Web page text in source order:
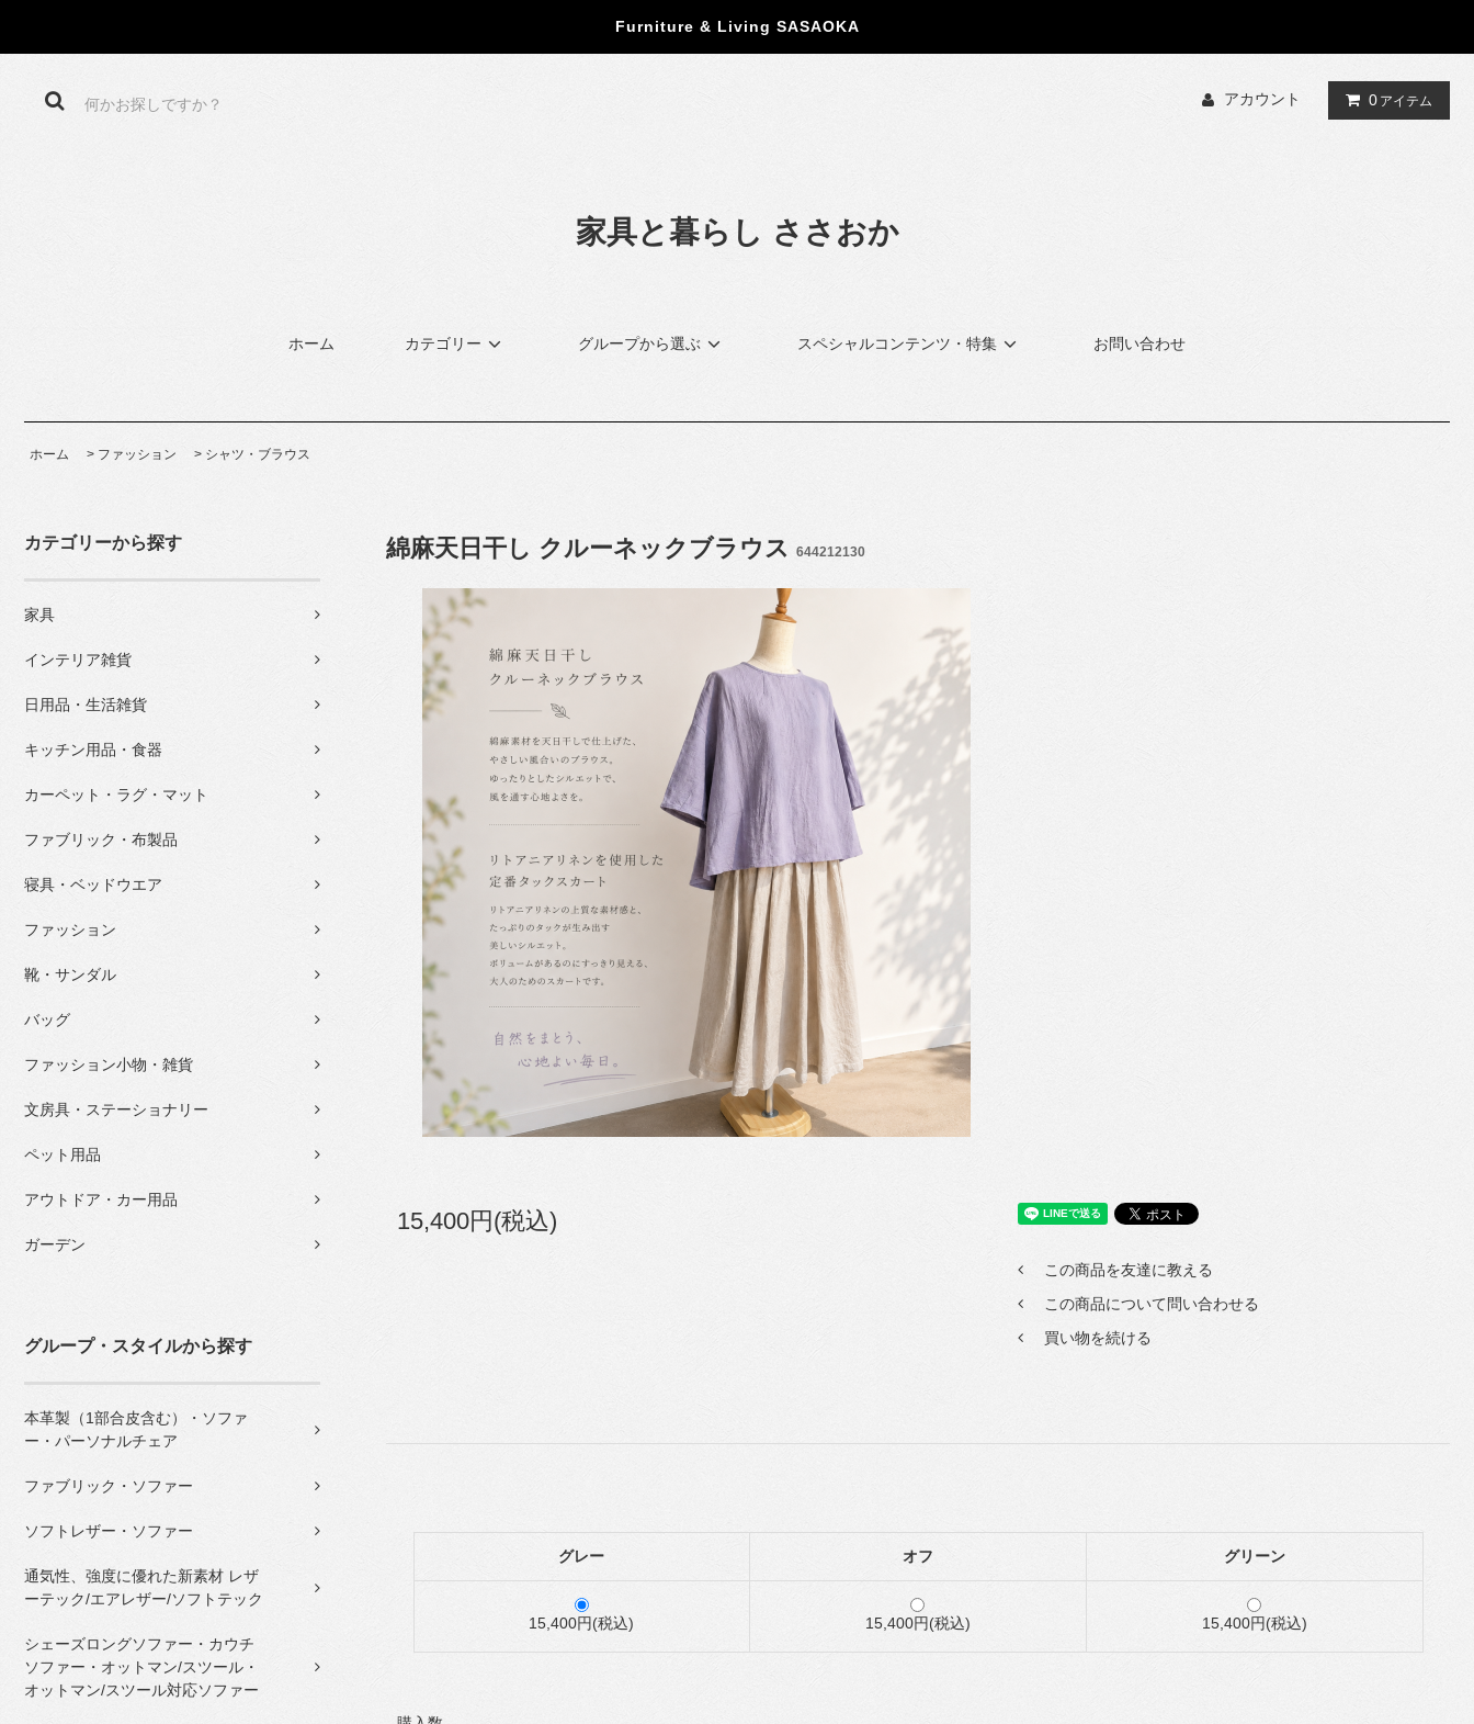
Furniture & Living SASAOKA
アカウント 0 アイテム
家具と暮らし ささおか
ホーム カテゴリー グループから選ぶ スペシャルコンテンツ・特集 お問い合わせ
ホーム > ファッション > シャツ・ブラウス
カテゴリーから探す
家具
インテリア雑貨
日用品・生活雑貨
キッチン用品・食器
カーペット・ラグ・マット
ファブリック・布製品
寝具・ベッドウエア
ファッション
靴・サンダル
バッグ
ファッション小物・雑貨
文房具・ステーショナリー
ペット用品
アウトドア・カー用品
ガーデン
グループ・スタイルから探す
本革製（1部合皮含む）・ソファ
ー・パーソナルチェア
ファブリック・ソファー
ソフトレザー・ソファー
通気性、強度に優れた新素材 レザ
ーテック/エアレザー/ソフトテック
シェーズロングソファー・カウチ
ソファー・オットマン/スツール・
オットマン/スツール対応ソファー
綿麻天日干し クルーネックブラウス 644212130
15,400円(税込)
この商品を友達に教える
この商品について問い合わせる
買い物を続ける
グレー オフ グリーン
15,400円(税込) 15,400円(税込) 15,400円(税込)